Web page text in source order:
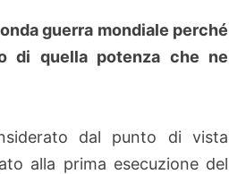
guerra mondiale perché
di quella potenza che ne
dal punto di vista
alla prima esecuzione del